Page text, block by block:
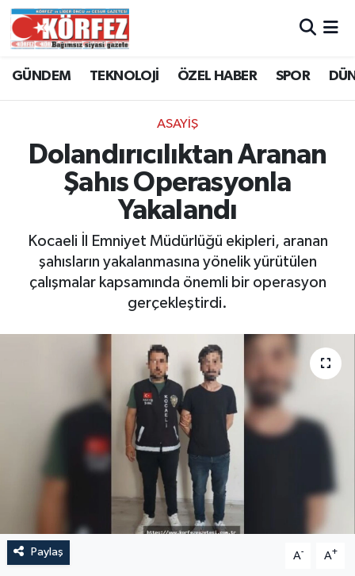
GÜNDEM TEKNOLOJİ ÖZEL HABER SPOR
ASAYİŞ
Dolandırıcılıktan Aranan
Şahıs Operasyonla
Yakalandı
Kocaeli İl Emniyet Müdürlüğü ekipleri, aranan
şahısların yakalanmasına yönelik yürütülen
çalışmalar kapsamında önemli bir operasyon
gerçekleştirdi.
Paylaş A- A+
Trafik Durumu
Süper Lig Puan Durumu ve Fikstür
Tüm Manşetler
Son Dakika Haberleri
Haber Arşivi